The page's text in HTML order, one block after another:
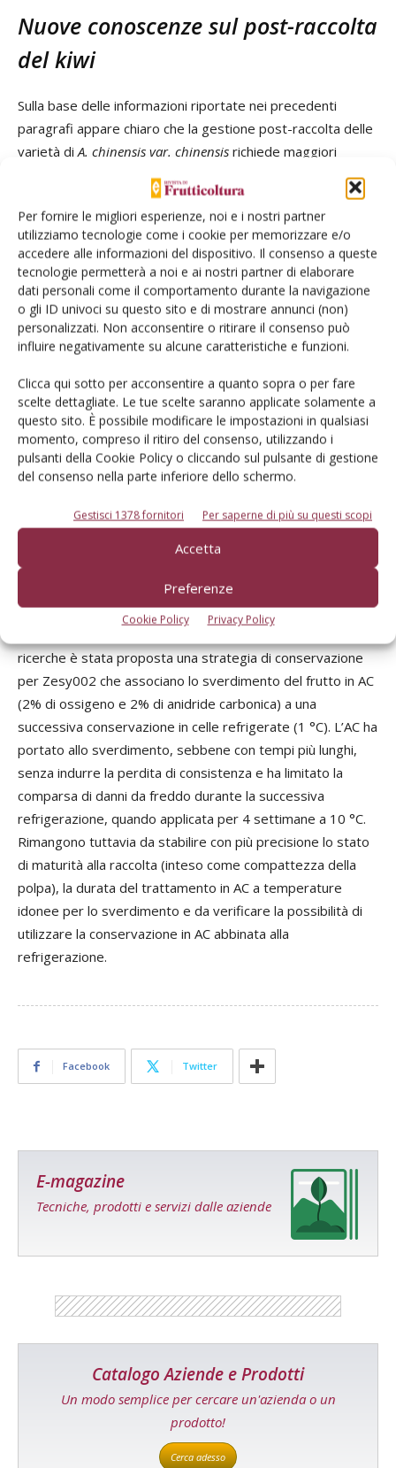
Per fornire le migliori esperienze, noi e i nostri partner
utilizziamo tecnologie come i cookie per memorizzare e/o
accedere alle informazioni del dispositivo. Il consenso a queste
tecnologie permetterà a noi e ai nostri partner di elaborare
dati personali come il comportamento durante la navigazione
o gli ID univoci su questo sito e di mostrare annunci (non)
personalizzati. Non acconsentire o ritirare il consenso può
influire negativamente su alcune caratteristiche e funzioni.
Clicca qui sotto per acconsentire a quanto sopra o per fare
scelte dettagliate. Le tue scelte saranno applicate solamente a
questo sito. È possibile modificare le impostazioni in qualsiasi
momento, compreso il ritiro del consenso, utilizzando i
pulsanti della Cookie Policy o cliccando sul pulsante di gestione
del consenso nella parte inferiore dello schermo.
Gestisci 1378 fornitori Per saperne di più su questi scopi
Accetta
Preferenze
Cookie Policy Privacy Policy
Nuove conoscenze sul post-raccolta
del kiwi
Sulla base delle informazioni riportate nei precedenti
paragrafi appare chiaro che la gestione post-raccolta delle
varietà diA. chinensis var. chinensis richiede maggiori
informazioni di base sulla fisiologia della maturazione. Lo
sviluppo di conoscenze di base relative al ruolo dell’etilene
(biosintesi ma, soprattutto, percezione) e delle basse
temperature sui principali processi di maturazione dei
nuovi genotipi è cruciale al fine di ottimizzare i protocolli del
post-raccolta del kiwi sia per il controllo del colore della
polpa, sia per il rallentamento del processo di maturazione,
tendenzialmente più rapido nei nuovi genotipi, sia infine per
il contenimento dei danni da freddo. Considerando
specificamente gli aspetti di refrigerazione post-raccolta,
lo sviluppo di danni da freddo rappresenta un problema
particolarmente rilevante nei genotipi diA. chinensis var.
chinensise le informazioni relative alle relazioni esistenti fra
parametri merceologici/fisiologici alla raccolta, la loro
danni da freddo aprono nuove prospettive di
miglioramento della fase di conservazione. In tale ottica
saranno cruciali gli studi che potranno essere allestiti
sull’uso delle atmosfere controllate (AC), protocolli di fatto
ancora poco applicati per la conservazione delle nuove
ricerche è stata proposta una strategia di conservazione
per Zesy002 che associano lo sverdimento del frutto in AC
(2% di ossigeno e 2% di anidride carbonica) a una
successiva conservazione in celle refrigerate (1 °C). L’AC ha
portato allo sverdimento, sebbene con tempi più lunghi,
senza indurre la perdita di consistenza e ha limitato la
comparsa di danni da freddo durante la successiva
refrigerazione, quando applicata per 4 settimane a 10 °C.
Rimangono tuttavia da stabilire con più precisione lo stato
di maturità alla raccolta (inteso come compattezza della
polpa), la durata del trattamento in AC a temperature
idonee per lo sverdimento e da verificare la possibilità di
utilizzare la conservazione in AC abbinata alla
refrigerazione.
Facebook Twitter
E-magazine
Tecniche, prodotti e servizi dalle aziende
Catalogo Aziende e Prodotti
Un modo semplice per cercare un'azienda o un
prodotto!
Cerca adesso